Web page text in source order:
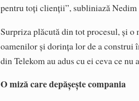
pentru toți clienții”, subliniază Nedim
Surpriza plăcută din tot procesul, și o
oamenilor și dorința lor de a construi
din Telekom au adus cu ei ceva ce
O miză care depășește compania